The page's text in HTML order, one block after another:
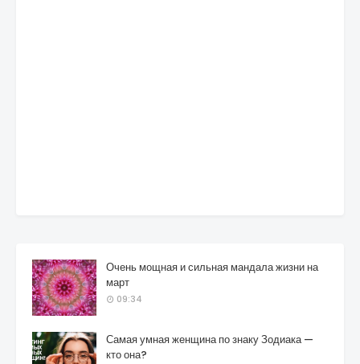
Очень мощная и сильная мандала жизни на
март
09:34
Самая умная женщина по знаку Зодиака —
кто она?